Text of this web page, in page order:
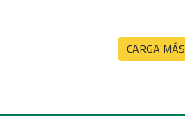
CARGA MÁS